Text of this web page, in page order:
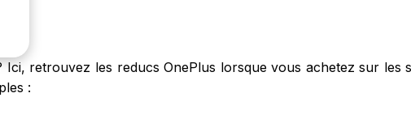
retrouvez les reducs OnePlus lorsque vous achetez sur les
: